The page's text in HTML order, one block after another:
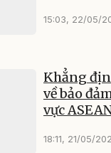
15:03, 22/05/
Khẳng
về bảo
vực
18:11, 21/05/